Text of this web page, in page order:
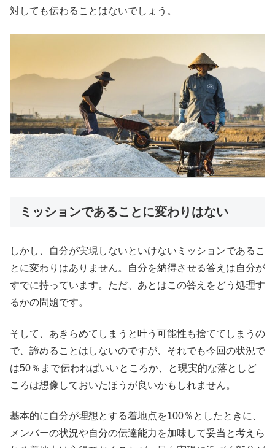
対しても伝わることはないでしょう。
ミッションであることに変わりはない
しかし、自分が実現しないといけないミッションであるこ
とに変わりはありません。自分を納得させる答えは自分が
すでに持っています。ただ、あとはこの答えをどう処理す
るかの問題です。
そして、あきらめてしまうと叶う可能性も捨ててしまうの
で、諦めることはしないのですが、それでも今回の状況で
は50％まで伝わればいいところか、と現実的な落としど
ころは想像しておいたほうが良いかもしれません。
基本的に自分が理想とする着地点を100％としたときに、
メンバーの状況や自分の伝達能力を加味して妥当と考えら